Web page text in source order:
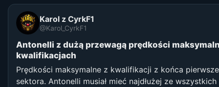
Karol z CyrkF1
@Karol_CyrkF1
Antonelli z dużą przewagą prędkości
kwalifikacjach
Prędkości maksymalne z kwalifikacji z końca
sektora. Antonelli musiał mieć najdłużej ze wszystkich